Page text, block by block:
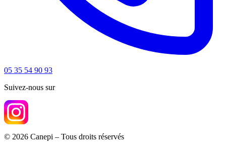
05 35 54 90 93
Suivez-nous sur
© 2026 Canepi – Tous droits réservés